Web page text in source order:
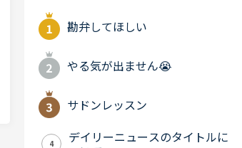
勘弁してほしい
やる気が出ません😭
サドンレッスン
4
デイリーニュースのタイトルに